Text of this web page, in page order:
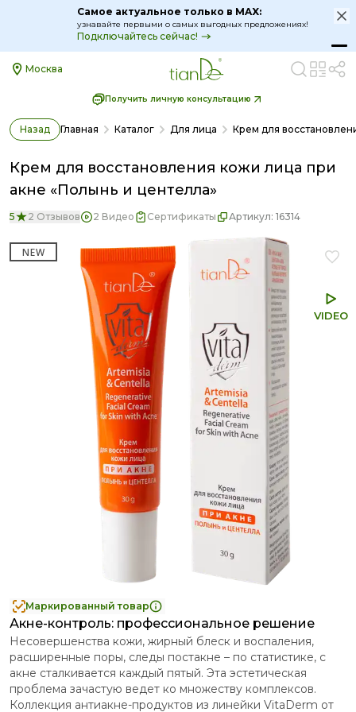
Самое актуальное только в MAX:
узнавайте первыми о самых выгодных предложениях!
Подключайтесь сейчас!
Москва
Получить личную консультацию
Назад Главная Каталог Для лица Крем для
Крем для восстановления кожи лица при
акне «Полынь и центелла»
5 2 Отзывов 2 Видео Сертификаты Артикул: 16314
NEW
VIDEO
Маркированный товар
Акне-контроль: профессиональное решение
Несовершенства кожи, жирный блеск и воспаления,
расширенные поры, следы постакне – по статистике, с
акне сталкивается каждый пятый. Эта эстетическая
проблема зачастую ведет ко множеству комплексов.
Коллекция антиакне-продуктов из линейки VitaDerm от